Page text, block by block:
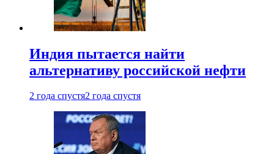
Индия пытается найти
альтернативу российской нефти
2 года спустя2 года спустя